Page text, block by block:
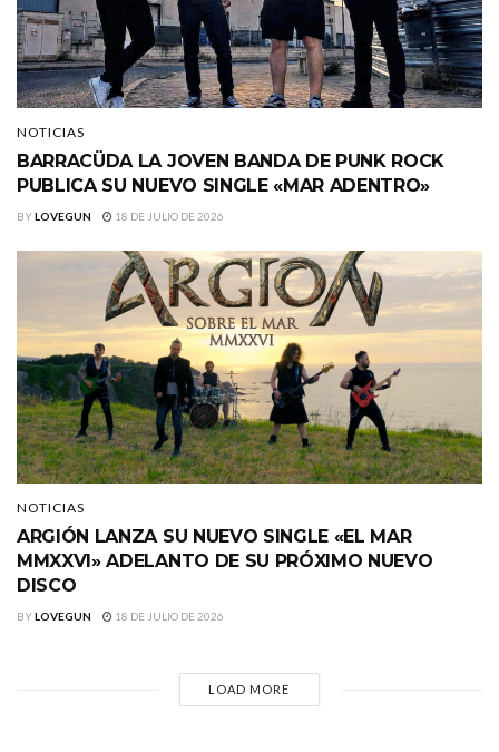
NOTICIAS
BARRACÜDA LA JOVEN BANDA DE PUNK ROCK
PUBLICA SU NUEVO SINGLE «MAR ADENTRO»
BYLOVEGUN 18 DE JULIO DE 2026
NOTICIAS
ARGIÓN LANZA SU NUEVO SINGLE «EL MAR
MMXXVI» ADELANTO DE SU PRÓXIMO NUEVO
DISCO
BYLOVEGUN 18 DE JULIO DE 2026
LOAD MORE